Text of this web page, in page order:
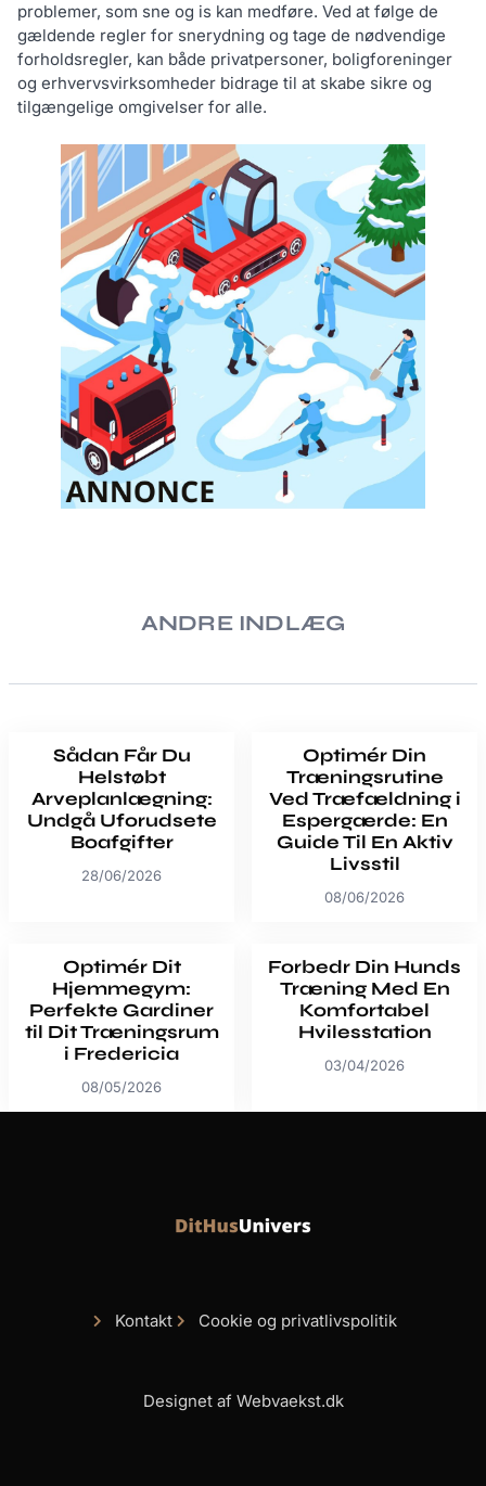
problemer, som sne og is kan medføre. Ved at følge de
gældende regler for snerydning og tage de nødvendige
forholdsregler, kan både privatpersoner, boligforeninger
og erhvervsvirksomheder bidrage til at skabe sikre og
tilgængelige omgivelser for alle.
ANDRE INDLÆG
Sådan Får Du
Helstøbt
Arveplanlægning:
Undgå Uforudsete
Boafgifter
28/06/2026
Optimér Din
Træningsrutine
Ved Træfældning i
Espergærde: En
Guide Til En Aktiv
Livsstil
08/06/2026
Optimér Dit
Hjemmegym:
Perfekte Gardiner
til Dit Træningsrum
i Fredericia
08/05/2026
Forbedr Din Hunds
Træning Med En
Komfortabel
Hvilesstation
03/04/2026
Kontakt Cookie og privatlivspolitik
Designet af Webvaekst.dk